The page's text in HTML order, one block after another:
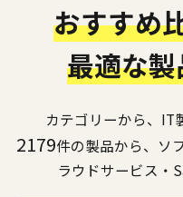
ボット遮断
クラウド診断
ダッシュボード管理
おすすめ
最適な
カテゴリーから、IT
2179件の製品から、ソ
ラウドサービス・